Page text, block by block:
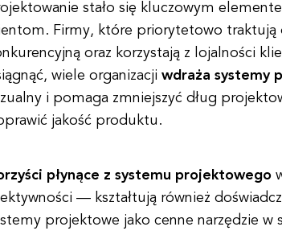
stało się kluczowym
Firmy, które priorytetowo traktują
oraz korzystają z lojalności
wiele organizacji wdraża systemy
i pomaga zmniejszyć dług
jakość produktu.
płynące z systemu projektowego
— kształtują również
projektowe jako cenne narzędzie